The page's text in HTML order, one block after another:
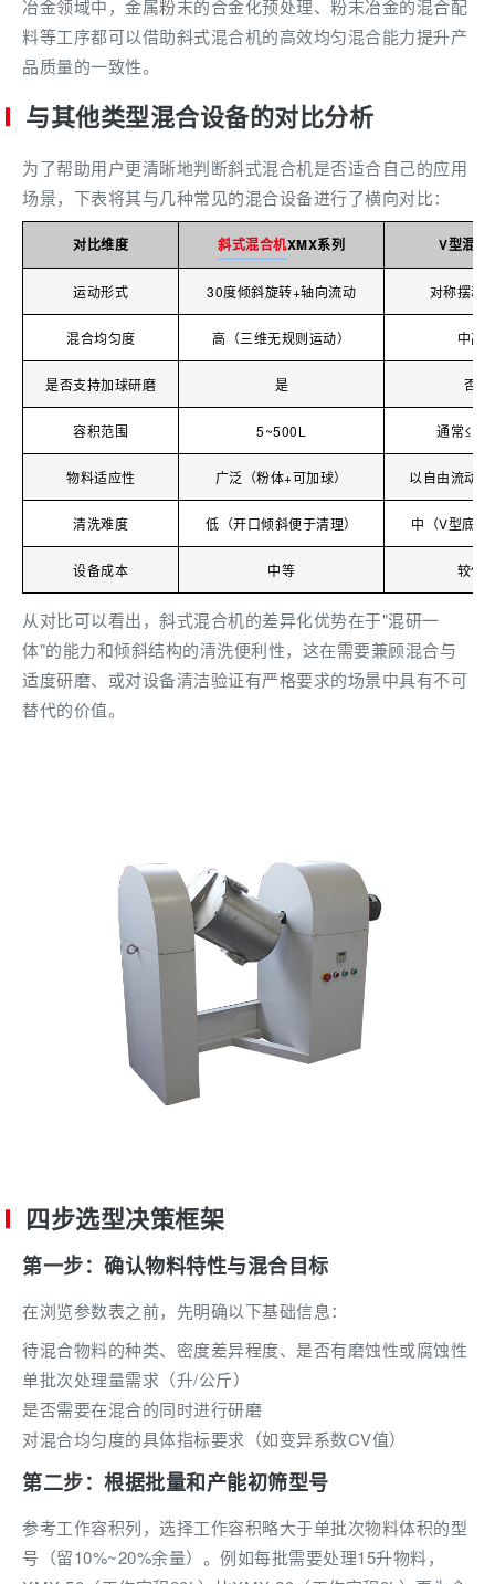
冶金领域中，金属粉末的合金化预处理、粉末冶金的混合配
料等工序都可以借助斜式混合机的高效均匀混合能力提升产
品质量的一致性。
与其他类型混合设备的对比分析
为了帮助用户更清晰地判断斜式混合机是否适合自己的应用
场景，下表将其与几种常见的混合设备进行了横向对比：
对比维度 斜式混合机XMX系列 V型混合
运动形式 30度倾斜旋转+轴向流动 对称摆动
混合均匀度 高（三维无规则运动） 中高
是否支持加球研磨 是 否
容积范围 5~500L 通常
物料适应性 广泛（粉体+可加球） 以自由流动
清洗难度 低（开口倾斜便于清理） 中（V型底部
设备成本 中等 较低
从对比可以看出，斜式混合机的差异化优势在于"混研一
体"的能力和倾斜结构的清洗便利性，这在需要兼顾混合与
适度研磨、或对设备清洁验证有严格要求的场景中具有不可
替代的价值。
四步选型决策框架
第一步：确认物料特性与混合目标
在浏览参数表之前，先明确以下基础信息：
待混合物料的种类、密度差异程度、是否有磨蚀性或腐蚀性
单批次处理量需求（升/公斤）
是否需要在混合的同时进行研磨
对混合均匀度的具体指标要求（如变异系数CV值）
第二步：根据批量和产能初筛型号
参考工作容积列，选择工作容积略大于单批次物料体积的型
号（留10%~20%余量）。例如每批需要处理15升物料，